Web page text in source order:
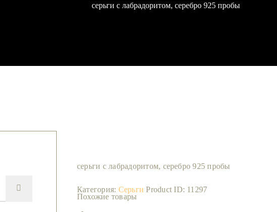
серьги с лабрадоритом, серебро 925 пробы
серьги с лабрадоритом, серебро 925 пробы
Категория: Серьги Product ID: 11297
Похожие товары